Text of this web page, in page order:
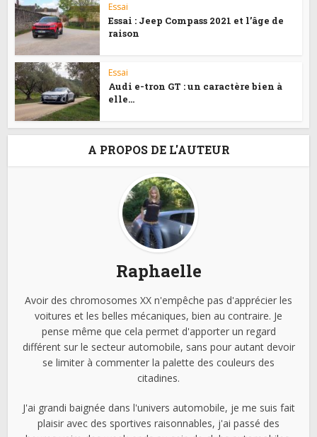
Essai
Essai : Jeep Compass 2021 et l’âge de
raison
Essai
Audi e-tron GT : un caractère bien à
elle…
A PROPOS DE L'AUTEUR
Raphaelle
Avoir des chromosomes XX n'empêche pas d'apprécier les
voitures et les belles mécaniques, bien au contraire. Je
pense même que cela permet d'apporter un regard
différent sur le secteur automobile, sans pour autant devoir
se limiter à commenter la palette des couleurs des
citadines.
J'ai grandi baignée dans l'univers automobile, je me suis fait
plaisir avec des sportives raisonnables, j'ai passé des